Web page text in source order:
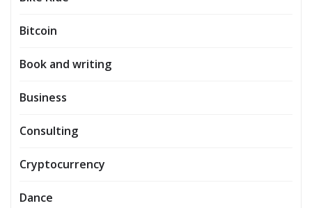
Bitcoin
Book and writing
Business
Consulting
Cryptocurrency
Dance